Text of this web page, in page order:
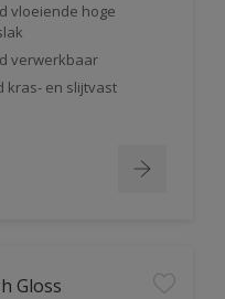
vloeiende hoge
verwerkbaar
kras- en slijtvast
Gloss